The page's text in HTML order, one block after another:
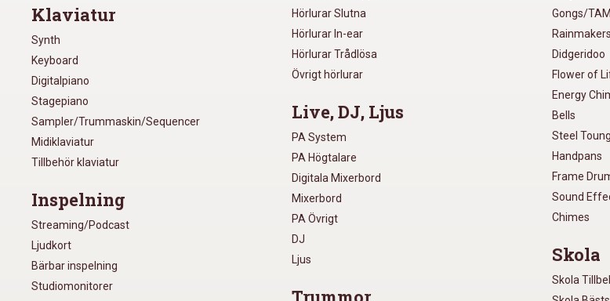
Klaviatur
Synth
Keyboard
Digitalpiano
Stagepiano
Sampler/Trummaskin/Sequencer
Midiklaviatur
Tillbehör klaviatur
Inspelning
Streaming/Podcast
Ljudkort
Bärbar inspelning
Studiomonitorer
Hörlurar Slutna
Hörlurar In-ear
Hörlurar Trådlösa
Övrigt hörlurar
Live, DJ, Ljus
PA System
PA Högtalare
Digitala Mixerbord
Mixerbord
PA Övrigt
DJ
Ljus
Trummor
Gongs/
Rainmakers
Didgeridoo
Flower of
Energy
Bells
Steel
Handpans
Frame
Sound
Chimes
Skola
Skola